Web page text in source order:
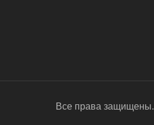
Все права защищены.